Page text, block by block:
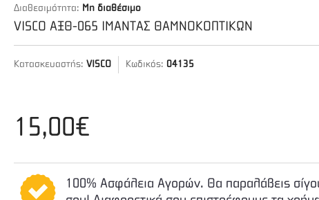
Διαθεσιμότητα: Μη διαθέσιμο
VISCO ΑΞΘ-065 ΙΜΑΝΤΑΣ ΘΑΜΝΟΚΟΠΤΙΚΩΝ
Κατασκευαστής: VISCO Κωδικός: 04135
15,00€
100% Ασφάλεια Αγορών. Θα παραλάβεις